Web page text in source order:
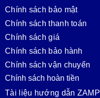
Chính sách bảo mật
Chính sách thanh toán
Chính sách giá
Chính sách bảo hành
Chính sách vận chuyển
Chính sách hoàn tiền
Tài liệu hướng dẫn ZAMP